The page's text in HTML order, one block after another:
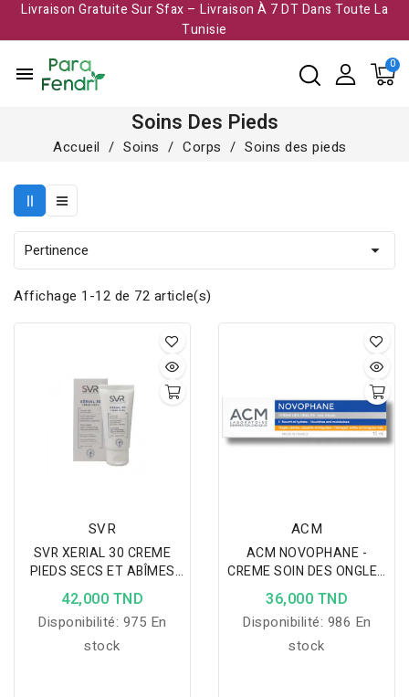
Livraison Gratuite Sur Sfax – Livraison À 7 DT Dans Toute La
Tunisie​
menu
Soins Des Pieds
Accueil Soins Corps Soins des pieds
Pertinence 
Affichage 1-12 de 72 article(s)
SVR
SVR XERIAL 30 CREME
PIEDS SECS ET ABÎMES
50ML
42,000 TND
Disponibilité: 975 En
stock
ACM
ACM NOVOPHANE -
CREME SOIN DES ONGLES
15ML
36,000 TND
Disponibilité: 986 En
stock